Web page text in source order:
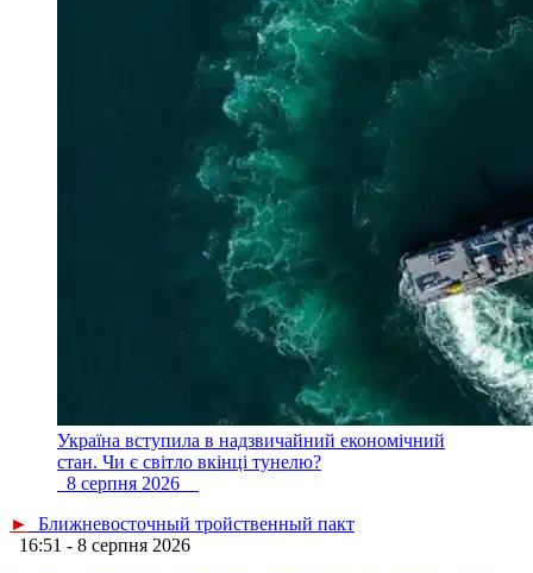
Україна вступила в надзвичайний економічний
стан. Чи є світло вкінці тунелю?
8 серпня 2026
►
Ближневосточный тройственный пакт
16:51 - 8 серпня 2026